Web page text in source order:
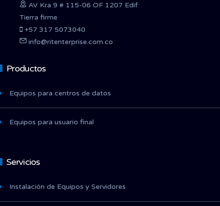
AV Kra 9 # 115-06 OF 1207 Edif
Tierra firme
+57 317 5073040
info@ritenterprise.com.co
Productos
Equipos para centros de datos
Equipos para usuario final
Servicios
Instalación de Equipos y Servidores